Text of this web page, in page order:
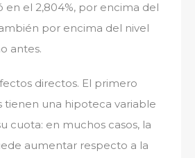
en el 2,804%, por encima del
por encima del nivel
antes.
directos. El primero
tienen una hipoteca variable
cuota: en muchos casos, la
aumentar respecto a la